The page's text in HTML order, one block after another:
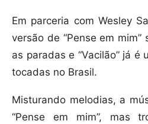
Em parceria com Wesley
versão de “Pense em
as paradas e “Vacilão” já é
tocadas no Brasil.
Misturando melodias, a
“Pense em mim”, mas